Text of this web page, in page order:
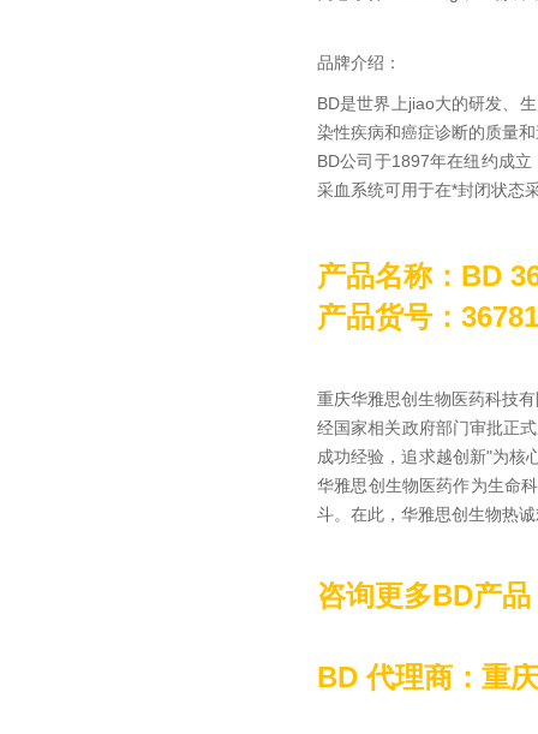
品牌介绍：
BD是世界上jiao大的研发、
染性疾病和癌症诊断的质量
BD公司于1897年在纽约成
采血系统可用于在*封闭状态
产品名称： BD
产品货号：
重庆华雅思创生物医药科技
经国家相关政府部门审批正
成功经验，追求越创新"为核
华雅思创生物医药作为生命
斗。在此，华雅思创生物热
咨询更多BD产品
BD 代理商：重